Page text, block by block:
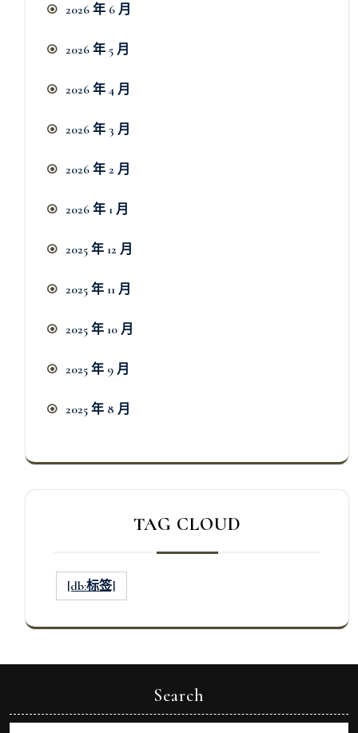
2026 年 6 月
2026 年 5 月
2026 年 4 月
2026 年 3 月
2026 年 2 月
2026 年 1 月
2025 年 12 月
2025 年 11 月
2025 年 10 月
2025 年 9 月
2025 年 8 月
TAG CLOUD
[db:标签]
Search